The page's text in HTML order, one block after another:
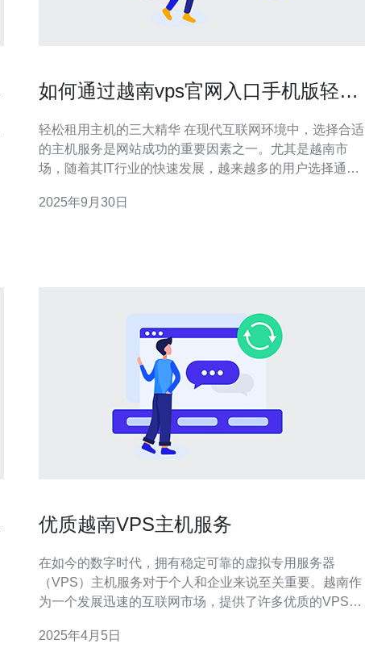
如何通过越南vps官网入口手机版轻松
轻松租用主机的三大精华 在现代互联网环境中，选择合适
的主机服务是网站成功的重要因素之一。尤其是越南市
场，随着其IT行业的快速发展，越来越多的用户选择通过
华，帮助你轻松租用主机。 1. 选择合适的VPS套餐 - 根据
2025年9月30日
优质越南VPS主机服务
在如今的数字时代，拥有稳定可靠的虚拟专用服务器
（VPS）主机服务对于个人和企业来说至关重要。越南作
为一个发展迅速的互联网市场，提供了许多优质的VPS主
势，并推荐一些值得信赖的服务提供商。 越南作为东南亚
2025年4月5日